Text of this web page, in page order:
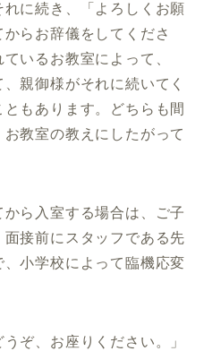
に続き、「よろしくお願
らお辞儀をしてくださ
いるお教室によって、
親御様がそれに続いてく
もあります。どちらも間
教室の教えにしたがって
ら入室する場合は、ご子
接前にスタッフである先
小学校によって臨機応変
ぞ、お座りください。」